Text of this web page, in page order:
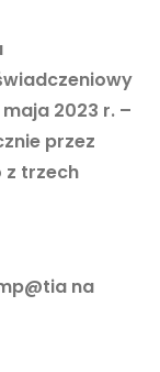
2023 r. –
przez
z trzech
na